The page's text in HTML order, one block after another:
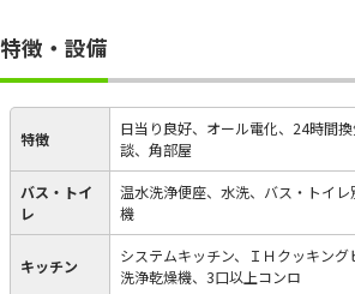
特徴・設備
特徴
日当り良好、オール電化、24時間
談、角部屋
バス・トイ
レ
温水洗浄便座、水洗、バス・トイ
機
キッチン
システムキッチン、ＩＨクッキン
洗浄乾燥機、3口以上コンロ